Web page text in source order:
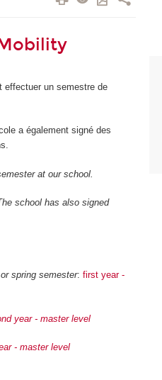
effectuer un semestre de
a également signé des
at our school.
school has also signed
spring semester:first year -
year - master level
- master level